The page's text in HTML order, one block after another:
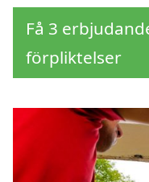
Få 3
förpliktelser